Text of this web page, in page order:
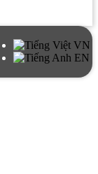
VN
EN